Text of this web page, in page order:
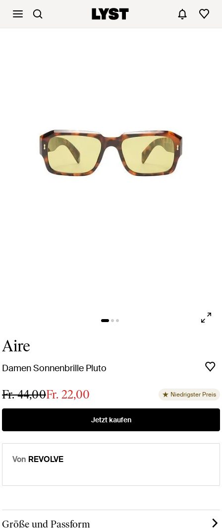
Aire
Damen Sonnenbrille Pluto
Fr. 44,00Fr. 22,00 Niedrigster Preis
Jetzt kaufen
Von REVOLVE
Größe und Passform